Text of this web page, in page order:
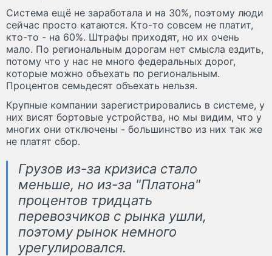
Система ещё не заработала и на 30%, поэтому люди
сейчас просто катаются. Кто-то совсем не платит,
кто-то - на 60%. Штрафы приходят, но их очень
мало. По региональным дорогам нет смысла ездить,
потому что у нас не много федеральных дорог,
которые можно объехать по региональным.
Процентов семьдесят объехать нельзя.
Крупные компании зарегистрировались в системе, у
них висят бортовые устройства, но мы видим, что у
многих они отключены - большинство из них так же
не платят сбор.
Грузов из-за кризиса стало
меньше, но из-за "Платона"
процентов тридцать
перевозчиков с рынка ушли,
поэтому рынок немного
урегулировался.